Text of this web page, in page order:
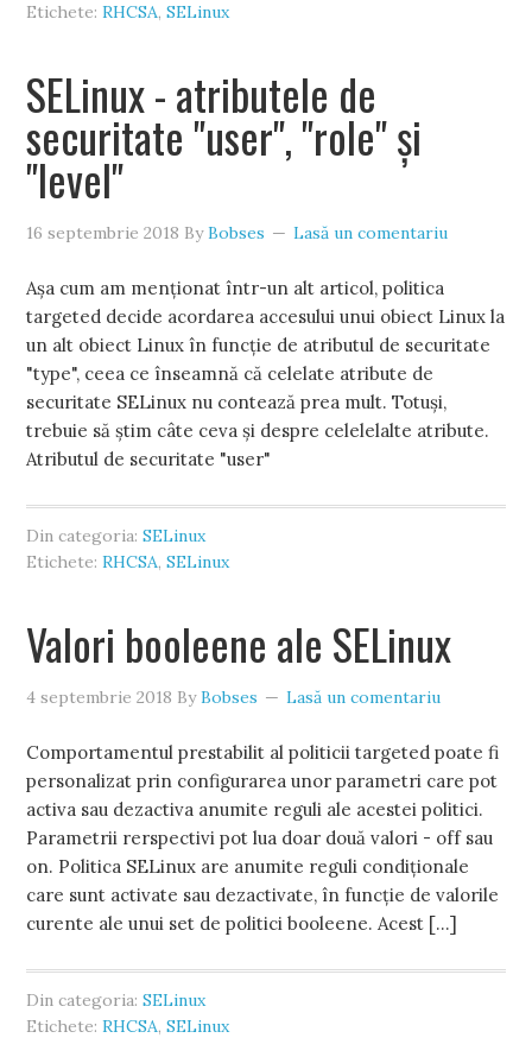
Etichete:RHCSA,SELinux
SELinux - atributele de
securitate "user", "role" și
"level"
16 septembrie 2018 ByBobses Lasă un comentariu
Așa cum am menționat într-un alt articol, politica
targeted decide acordarea accesului unui obiect Linux la
un alt obiect Linux în funcție de atributul de securitate
"type", ceea ce înseamnă că celelate atribute de
securitate SELinux nu contează prea mult. Totuși,
trebuie să știm câte ceva și despre celelelalte atribute.
Atributul de securitate "user"
Din categoria:SELinux
Etichete:RHCSA,SELinux
Valori booleene ale SELinux
4 septembrie 2018 ByBobses Lasă un comentariu
Comportamentul prestabilit al politicii targeted poate fi
personalizat prin configurarea unor parametri care pot
activa sau dezactiva anumite reguli ale acestei politici.
Parametrii rerspectivi pot lua doar două valori - off sau
on. Politica SELinux are anumite reguli condiționale
care sunt activate sau dezactivate, în funcție de valorile
curente ale unui set de politici booleene. Acest […]
Din categoria:SELinux
Etichete:RHCSA,SELinux